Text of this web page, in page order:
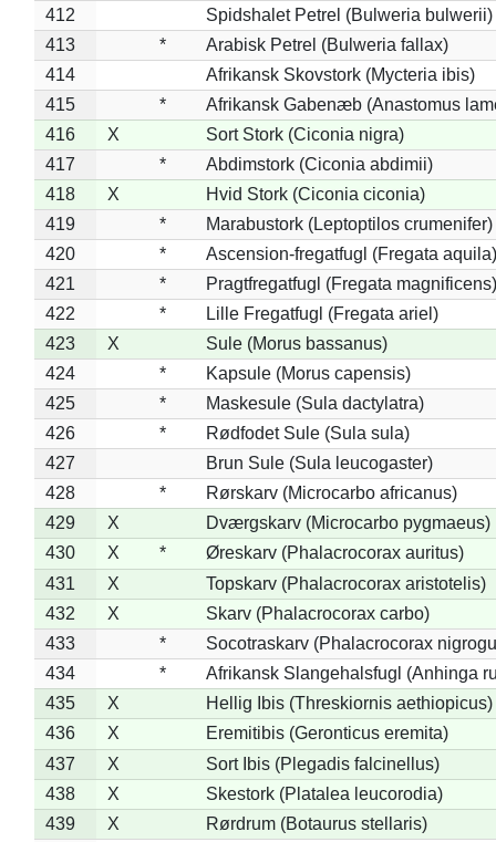
412
Spidshalet Petrel (Bulweria bulwerii)
413
*
Arabisk Petrel (Bulweria fallax)
414
Afrikansk Skovstork (Mycteria ibis)
415
*
Afrikansk Gabenæb (Anastomus
416
X
Sort Stork (Ciconia nigra)
417
*
Abdimstork (Ciconia abdimii)
418
X
Hvid Stork (Ciconia ciconia)
419
*
Marabustork (Leptoptilos crumenifer)
420
*
Ascension-fregatfugl (Fregata aquila)
421
*
Pragtfregatfugl (Fregata magnificens)
422
*
Lille Fregatfugl (Fregata ariel)
423
X
Sule (Morus bassanus)
424
*
Kapsule (Morus capensis)
425
*
Maskesule (Sula dactylatra)
426
*
Rødfodet Sule (Sula sula)
427
Brun Sule (Sula leucogaster)
428
*
Rørskarv (Microcarbo africanus)
429
X
Dværgskarv (Microcarbo pygmaeus)
430
X *
Øreskarv (Phalacrocorax auritus)
431
X
Topskarv (Phalacrocorax aristotelis)
432
X
Skarv (Phalacrocorax carbo)
433
*
Socotraskarv (Phalacrocorax
434
*
Afrikansk Slangehalsfugl (Anhinga
435
X
Hellig Ibis (Threskiornis aethiopicus)
436
X
Eremitibis (Geronticus eremita)
437
X
Sort Ibis (Plegadis falcinellus)
438
X
Skestork (Platalea leucorodia)
439
X
Rørdrum (Botaurus stellaris)